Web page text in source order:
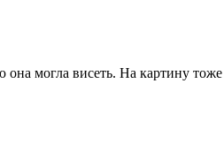
могла висеть. На картину